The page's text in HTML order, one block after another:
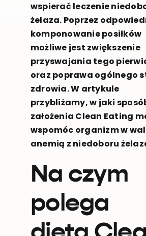
wspierać leczenie
żelaza. Poprzez
komponowanie posiłków
możliwe jest zwiększenie
przyswajania tego
oraz poprawa ogólnego
zdrowia. W artykule
przybliżamy, w jaki
założenia Clean Eating
wspomóc organizm w
anemią z niedoboru
Na czym
polega